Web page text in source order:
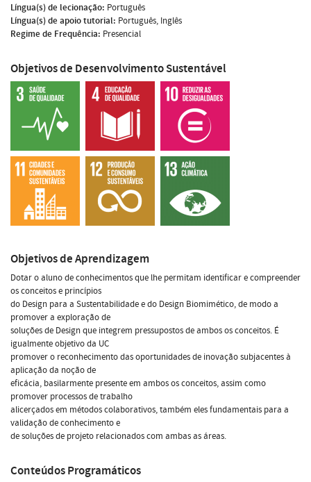
Língua(s) de lecionação: Português
Língua(s) de apoio tutorial: Português, Inglês
Regime de Frequência: Presencial
Objetivos de Desenvolvimento Sustentável
Objetivos de Aprendizagem
Dotar o aluno de conhecimentos que lhe permitam identificar e compreender
os conceitos e princípios
do Design para a Sustentabilidade e do Design Biomimético, de modo a
promover a exploração de
soluções de Design que integrem pressupostos de ambos os conceitos. É
igualmente objetivo da UC
promover o reconhecimento das oportunidades de inovação subjacentes à
aplicação da noção de
eficácia, basilarmente presente em ambos os conceitos, assim como
promover processos de trabalho
alicerçados em métodos colaborativos, também eles fundamentais para a
validação de conhecimento e
de soluções de projeto relacionados com ambas as áreas.
Conteúdos Programáticos